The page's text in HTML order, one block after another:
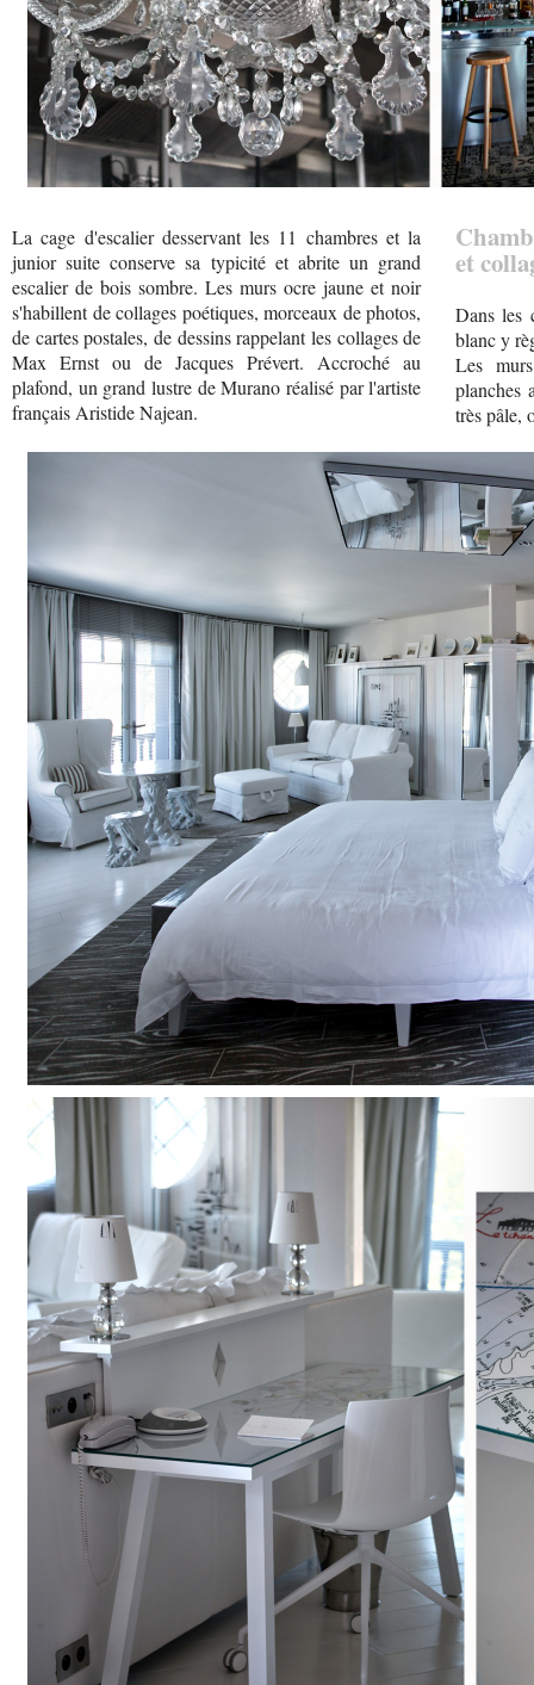
La cage d'escalier desservant les 11 chambres et la
junior suite conserve sa typicité et abrite un grand
escalier de bois sombre. Les murs ocre jaune et noir
s'habillent de collages poétiques, morceaux de photos,
de cartes postales, de dessins rappelant les collages de
Max Ernst ou de Jacques Prévert. Accroché au
plafond, un grand lustre de Murano réalisé par l'artiste
français Aristide Najean.
et
Dans les
blanc y
Les
planches
très pâle,